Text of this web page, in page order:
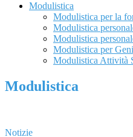
Modulistica
Modulistica per la
Modulistica
Modulistica
Modulistica per
Modulistica Attività
Modulistica
Notizie